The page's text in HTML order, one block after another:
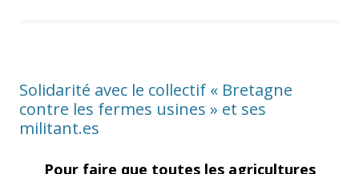
Solidarité avec le collectif « Bretagne
contre les fermes usines » et ses
militant.es
Pour faire que toutes les agricultures